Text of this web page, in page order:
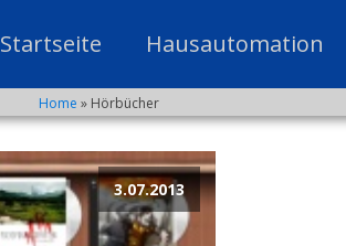
Startseite Hausautomation
Home » Hörbücher
3.07.2013